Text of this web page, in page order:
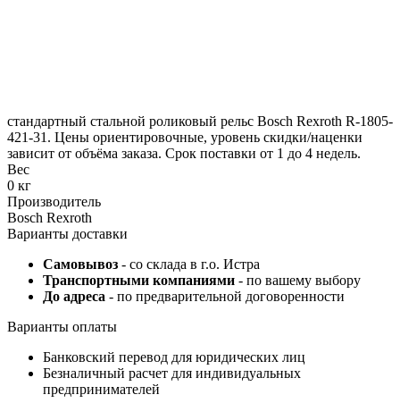
стандартный стальной роликовый рельс Bosch Rexroth R-1805-
421-31. Цены ориентировочные, уровень скидки/наценки
зависит от объёма заказа. Срок поставки от 1 до 4 недель.
Вес
0 кг
Производитель
Bosch Rexroth
Варианты доставки
Самовывоз - со склада в г.о. Истра
Транспортными компаниями - по вашему выбору
До адреса - по предварительной договоренности
Варианты оплаты
Банковский перевод для юридических лиц
Безналичный расчет для индивидуальных
предпринимателей